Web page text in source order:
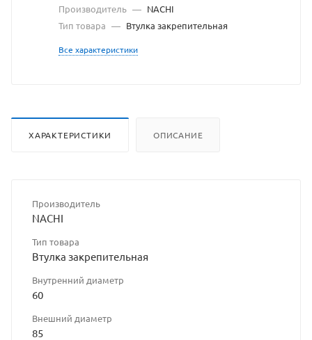
сайта
Производитель — NACHI
Тип товара — Втулка закрепительная
Все характеристики
ХАРАКТЕРИСТИКИ ОПИСАНИЕ
Производитель
NACHI
Тип товара
Втулка закрепительная
Внутренний диаметр
60
Внешний диаметр
85